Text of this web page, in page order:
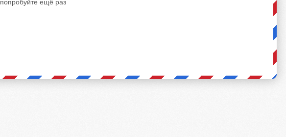
попробуйте ещё раз